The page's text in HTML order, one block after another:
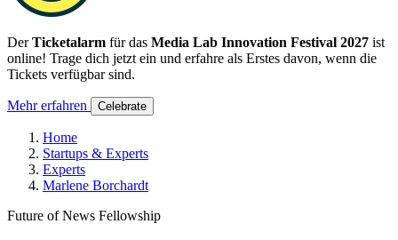
DerTicketalarm für das Media Lab Innovation Festival 2027 ist
online! Trage dich jetzt ein und erfahre als Erstes davon, wenn die
Tickets verfügbar sind.
Mehr erfahren Celebrate
Home
Startups & Experts
Experts
Marlene Borchardt
Future of News Fellowship